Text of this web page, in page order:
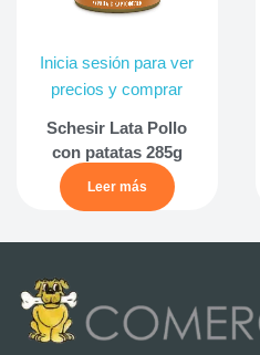
Inicia sesión para ver
precios y comprar
Schesir Lata Pollo
con patatas 285g
Leer más